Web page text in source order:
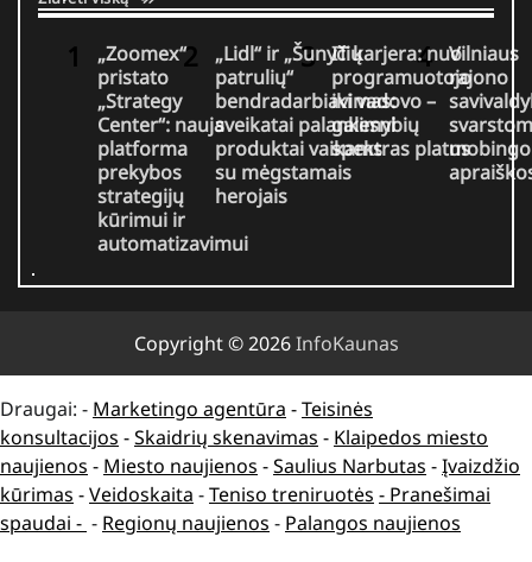
„Zoomex“
pristato
„Strategy
Center“: nauja
platforma
prekybos
strategijų
kūrimui ir
automatizavimui
„Lidl“ ir „Šunyčių
patrulių“
bendradarbiavimas:
sveikatai palankesni
produktai vaikams
su mėgstamais
herojais
IT karjera: nuo
programuotojo
iki vadovo –
galimybių
spektras platus
Vilniaus
rajono
mobingo
Copyright © 2026InfoKaunas
Draugai: - Marketingo agentūra -Teisinės
konsultacijos -Skaidrių skenavimas - Klaipedos miesto
naujienos - Miesto naujienos -Saulius Narbutas -Įvaizdžio
kūrimas -Veidoskaita -Teniso treniruotės - Pranešimai
spaudai - - Regionų naujienos - Palangos naujienos